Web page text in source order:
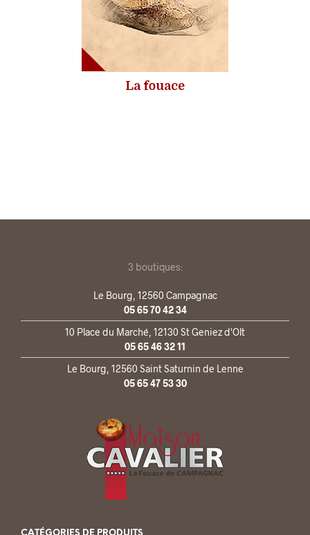
La fouace
3 boutiques:
Le Bourg, 12560 Campagnac
05 65 70 42 34
10 Place du Marché, 12130 St Geniez d'Olt
05 65 46 32 11
Le Bourg, 12560 Saint Saturnin de Lenne
05 65 47 53 30